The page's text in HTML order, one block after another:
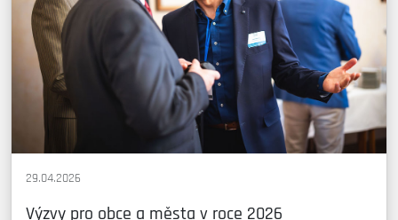
29.04.2026
Výzvy pro obce a města v roce 2026